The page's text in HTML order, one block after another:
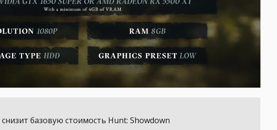
базовую стоимость Hunt: Showdown